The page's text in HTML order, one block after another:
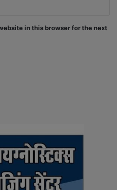
in this browser for the next